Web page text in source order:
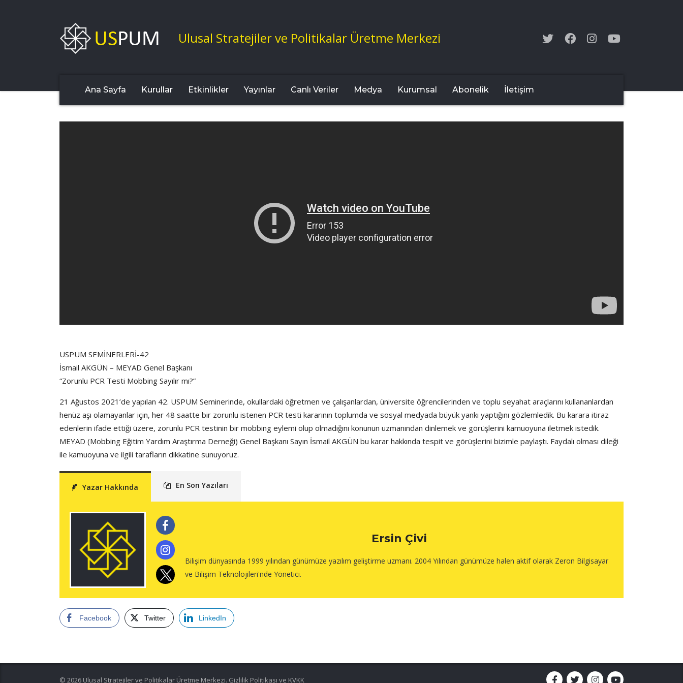
Ulusal Stratejiler ve Politikalar Üretme Merkezi
Ana Sayfa Kurullar Etkinlikler Yayınlar Canlı Veriler Medya Kurumsal Abonelik İletişim
USPUM SEMİNERLERİ-42
İsmail AKGÜN – MEYAD Genel Başkanı
“Zorunlu PCR Testi Mobbing Sayılır mı?”
21 Ağustos 2021’de yapılan 42. USPUM Seminerinde, okullardaki öğretmen ve çalışanlardan, üniversite öğrencilerinden ve toplu seyahat araçlarını kullananlardan
henüz aşı olamayanlar için, her 48 saatte bir zorunlu istenen PCR testi kararının toplumda ve sosyal medyada büyük yankı yaptığını gözlemledik. Bu karara itiraz
edenlerin ifade ettiği üzere, zorunlu PCR testinin bir mobbing eylemi olup olmadığını konunun uzmanından dinlemek ve görüşlerini kamuoyuna iletmek istedik.
MEYAD (Mobbing Eğitim Yardım Araştırma Derneği) Genel Başkanı Sayın İsmail AKGÜN bu karar hakkında tespit ve görüşlerini bizimle paylaştı. Faydalı olması dileği
ile kamuoyuna ve ilgili tarafların dikkatine sunuyoruz.
Yazar Hakkında En Son Yazıları
Ersin Çivi
Bilişim dünyasında 1999 yılından günümüze yazılım geliştirme uzmanı. 2004 Yılından günümüze halen aktif olarak Zeron Bilgisayar
ve Bilişim Teknolojileri'nde Yönetici.
Facebook Twitter LinkedIn
© 2026 Ulusal Stratejiler ve Politikalar Üretme Merkezi. Gizlilik Politikası ve KVKK